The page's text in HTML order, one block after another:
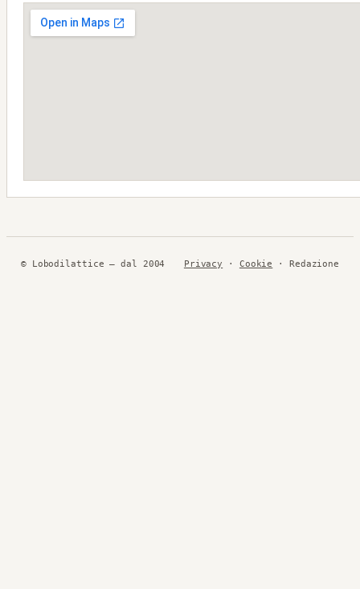
© Lobodilattice — dal 2004 Privacy · Cookie · Redazione